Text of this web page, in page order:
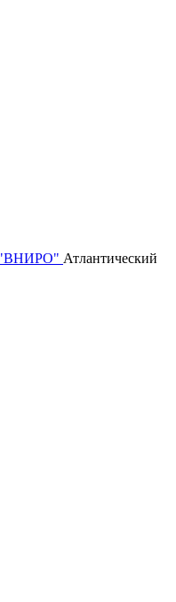
"ВНИРО" Атлантический